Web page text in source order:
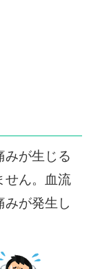
みが生じる
せん。血流
みが発生し